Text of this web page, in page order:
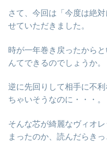
さて、今回は「今度は絶
せていただきました。
時が一年巻き戻ったから
んてできるのでしょうか。
逆に先回りして相手に不
ちゃいそうなのに・・・。
そんな芯が綺麗なヴィオ
まったのか、読んだらき